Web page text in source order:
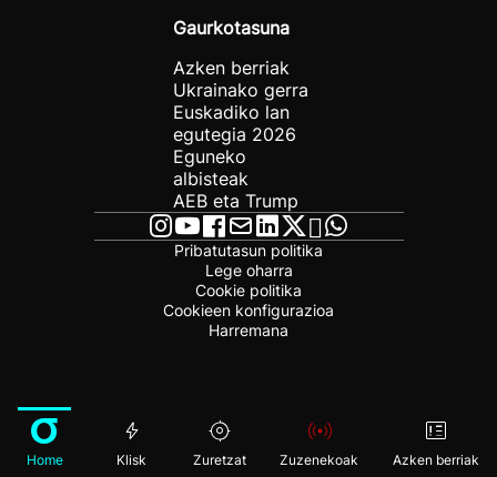
Gaurkotasuna
Azken berriak
Ukrainako gerra
Euskadiko lan
egutegia 2026
Eguneko
albisteak
AEB eta Trump
Pribatutasun politika
Lege oharra
Cookie politika
Cookieen konfigurazioa
Harremana
Home Klisk Zuretzat Zuzenekoak Azken berriak